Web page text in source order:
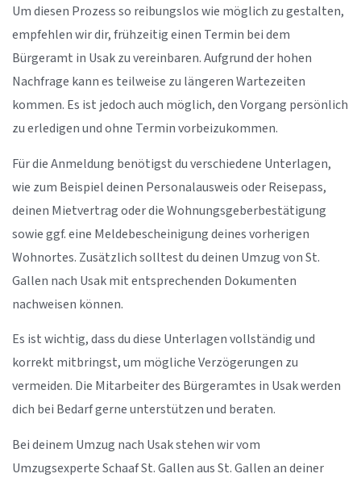
Um diesen Prozess so reibungslos wie möglich zu gestalten,
empfehlen wir dir, frühzeitig einen Termin bei dem
Bürgeramt in Usak zu vereinbaren. Aufgrund der hohen
Nachfrage kann es teilweise zu längeren Wartezeiten
kommen. Es ist jedoch auch möglich, den Vorgang persönlich
zu erledigen und ohne Termin vorbeizukommen.
Für die Anmeldung benötigst du verschiedene Unterlagen,
wie zum Beispiel deinen Personalausweis oder Reisepass,
deinen Mietvertrag oder die Wohnungsgeberbestätigung
sowie ggf. eine Meldebescheinigung deines vorherigen
Wohnortes. Zusätzlich solltest du deinen Umzug von St.
Gallen nach Usak mit entsprechenden Dokumenten
nachweisen können.
Es ist wichtig, dass du diese Unterlagen vollständig und
korrekt mitbringst, um mögliche Verzögerungen zu
vermeiden. Die Mitarbeiter des Bürgeramtes in Usak werden
dich bei Bedarf gerne unterstützen und beraten.
Bei deinem Umzug nach Usak stehen wir vom
Umzugsexperte Schaaf St. Gallen aus St. Gallen an deiner